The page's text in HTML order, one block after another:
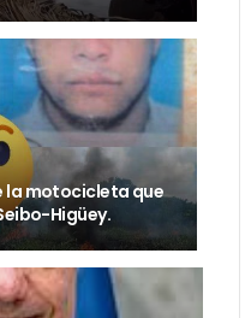
la motocicleta que
Higüey.